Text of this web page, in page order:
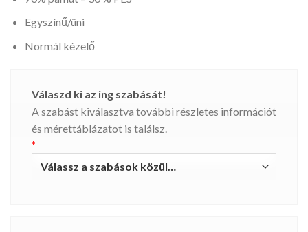
Egyszínű/üni
Normál kézelő
Válaszd ki az ing szabását!
A szabást kiválasztva további részletes információt
és mérettáblázatot is találsz.
*